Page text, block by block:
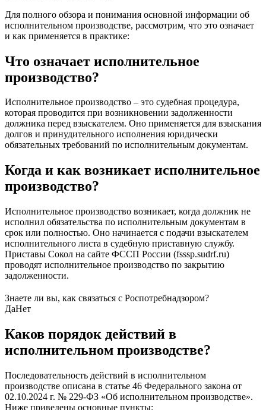
Для полного обзора и понимания основной информации об
исполнительном производстве, рассмотрим, что это означает
и как применяется в практике:
Что означает исполнительное
производство?
Исполнительное производство – это судебная процедура,
которая проводится при возникновении задолженности
должника перед взыскателем. Оно применяется для взыскания
долгов и принудительного исполнения юридически
обязательных требований по исполнительным документам.
Когда и как возникает исполнительное
производство?
Исполнительное производство возникает, когда должник не
исполнил обязательства по исполнительным документам в
срок или полностью. Оно начинается с подачи взыскателем
исполнительного листа в судебную приставную службу.
Приставы Сокол на сайте ФССП России (fsssp.sudrf.ru)
проводят исполнительное производство по закрытию
задолженности.
Знаете ли вы, как связаться с Роспотребнадзором?
ДаНет
Каков порядок действий в
исполнительном производстве?
Последовательность действий в исполнительном
производстве описана в статье 46 Федерального закона от
02.10.2024 г. № 229-ФЗ «Об исполнительном производстве».
Ниже приведены основные пункты: